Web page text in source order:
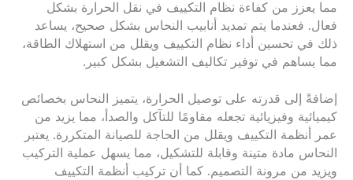
مما يعزز من كفاءة نظام التكييف في نقل الحرارة بشكل
فعال. فعندما يتم تمديد أنابيب النحاس بشكل صحيح، يساعد
ذلك في تحسين أداء نظام التكييف ويقلل من استهلاك الطاقة،
مما يساهم في توفير تكاليف التشغيل بشكل كبير.
إضافةً إلى قدرته على توصيل الحرارة، يتميز النحاس بخصائص
كيميائية وفيزيائية تجعله مقاومًا للتآكل والصدأ، مما يزيد من
عمر أنظمة التكييف ويقلل من الحاجة للصيانة المتكررة. يعتبر
النحاس مادة متينة وقابلة للتشكيل، مما يسهل عملية التركيب
ويزيد من مرونة التصميم. كما أن تركيب أنظمة التكييف